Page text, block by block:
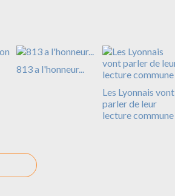
813 a l'honneur...
Les Lyonnais vont
parler de leur
lecture commune